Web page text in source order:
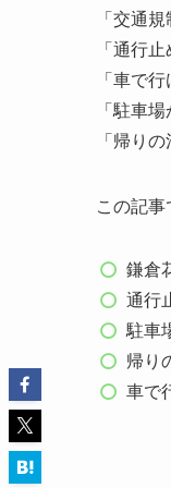
「交通
「通行
「車で行
「駐車
「帰り
この記事
鎌倉
通行
駐車
帰り
車で